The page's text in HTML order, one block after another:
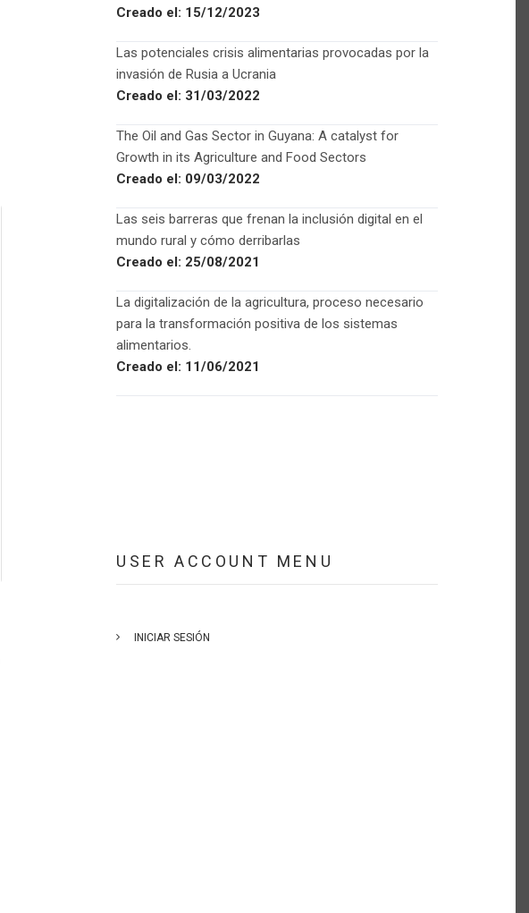
Creado el: 15/12/2023
Las potenciales crisis alimentarias provocadas por la
invasión de Rusia a Ucrania
Creado el: 31/03/2022
The Oil and Gas Sector in Guyana: A catalyst for
Growth in its Agriculture and Food Sectors
Creado el: 09/03/2022
Las seis barreras que frenan la inclusión digital en el
mundo rural y cómo derribarlas
Creado el: 25/08/2021
La digitalización de la agricultura, proceso necesario
para la transformación positiva de los sistemas
alimentarios.
Creado el: 11/06/2021
USER ACCOUNT MENU
INICIAR SESIÓN